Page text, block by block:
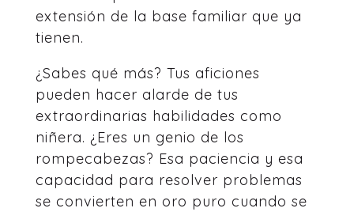
extensión de la base familiar que ya
tienen.
¿Sabes qué más? Tus aficiones
pueden hacer alarde de tus
extraordinarias habilidades como
niñera. ¿Eres un genio de los
rompecabezas? Esa paciencia y esa
capacidad para resolver problemas
se convierten en oro puro cuando se